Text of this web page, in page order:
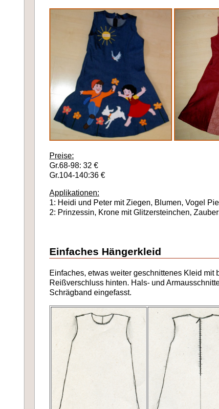
Preise:
Gr.68-98: 32 €
Gr.104-140:36 €
Applikationen:
1: Heidi und Peter mit Ziegen, Blumen, Vogel
2: Prinzessin, Krone mit Glitzersteinchen,
Einfaches Hängerkleid
Einfaches, etwas weiter geschnittenes Kleid mit
Reißverschluss hinten. Hals- und
Schrägband eingefasst.